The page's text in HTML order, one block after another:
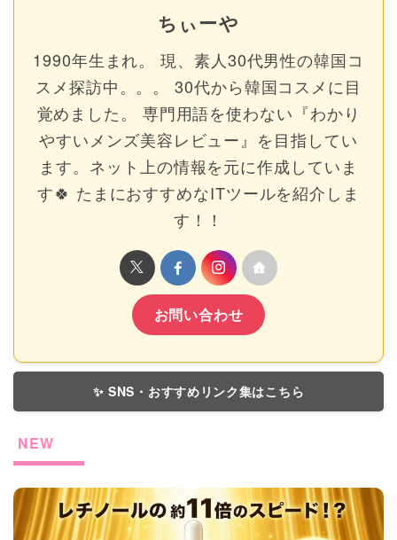
ちぃーや
1990年生まれ。 現、素人30代男性の韓国コ
スメ探訪中。。。 30代から韓国コスメに目
覚めました。 専門用語を使わない『わかり
やすいメンズ美容レビュー』を目指してい
ます。ネット上の情報を元に作成していま
す🍀 たまにおすすめなITツールを紹介しま
す！！
お問い合わせ
✨ SNS・おすすめリンク集はこちら
NEW